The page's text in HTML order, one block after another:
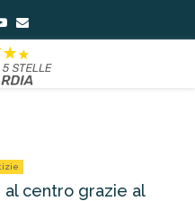
Youtube
Email
al centro grazie al